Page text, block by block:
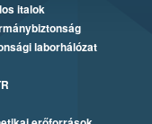
italok
laborhálózat